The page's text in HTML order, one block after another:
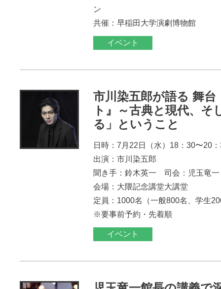
ン
共催：早稲田大学演劇博物館
イベント
市川染五郎が語る 舞台
ト』～古典と現代、そ
る」ということ
日時：7月22日（水）18：30〜20
出演：市川染五郎
聞き手：鈴木英一 司会：児玉竜一
会場：大隈記念講堂大講堂
定員：1000名（一般800名、学生
※要事前予約・先着順
イベント